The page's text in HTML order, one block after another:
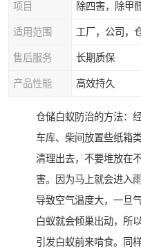
项目 除四害，除甲
适用范围 工厂，公司，
售后服务 长期质保
产品性能 高效持久
仓储白蚁防治的方法：
车库、柴间放置些纸箱
清理出去，不要堆放在
害。因为马上就会进入
导致空气温度大，一旦
白蚁就会倾巢出动，所
引发白蚁前来啃食。同